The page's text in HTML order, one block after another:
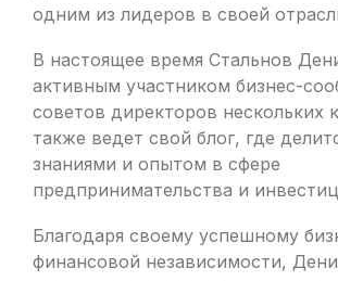
одним из лидеров в своей
В настоящее время Стальнов
активным участником бизнес-
советов директоров нескольких
также ведет свой блог, где
знаниями и опытом в сфере
предпринимательства и
Благодаря своему успешному
финансовой независимости,